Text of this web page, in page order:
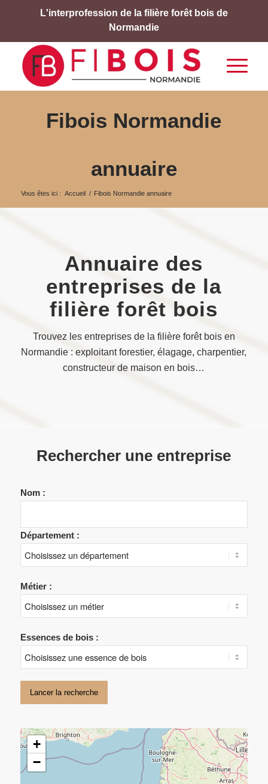
L'interprofession de la filière forêt bois de
Normandie
Fibois Normandie
annuaire
Vous êtes ici : Accueil / Fibois Normandie annuaire
Annuaire des
entreprises de la
filière forêt bois
Trouvez les entreprises de la filière forêt bois en
Normandie : exploitant forestier, élagage, charpentier,
constructeur de maison en bois…
Rechercher une entreprise
Nom :
Département :
Métier :
Essences de bois :
Lancer la recherche
+
−